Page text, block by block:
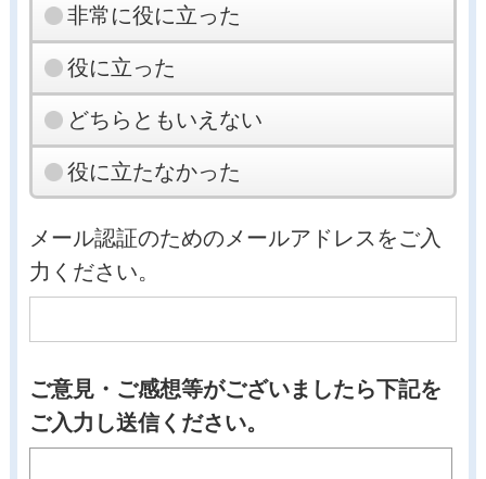
非常に役に立った
役に立った
どちらともいえない
役に立たなかった
メール認証のためのメールアドレスをご入
力ください。
ご意見・ご感想等がございましたら下記を
ご入力し送信ください。